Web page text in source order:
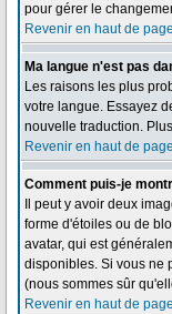
pour gérer le
Revenir en haut de page
Ma langue n'est pas
Les raisons les plus
votre langue. Essayez
nouvelle traduction.
Revenir en haut de page
Comment puis-je
Il peut y avoir deux
forme d'étoiles ou de
avatar, qui est
disponibles. Si vous ne
(nous sommes sûr
Revenir en haut de page